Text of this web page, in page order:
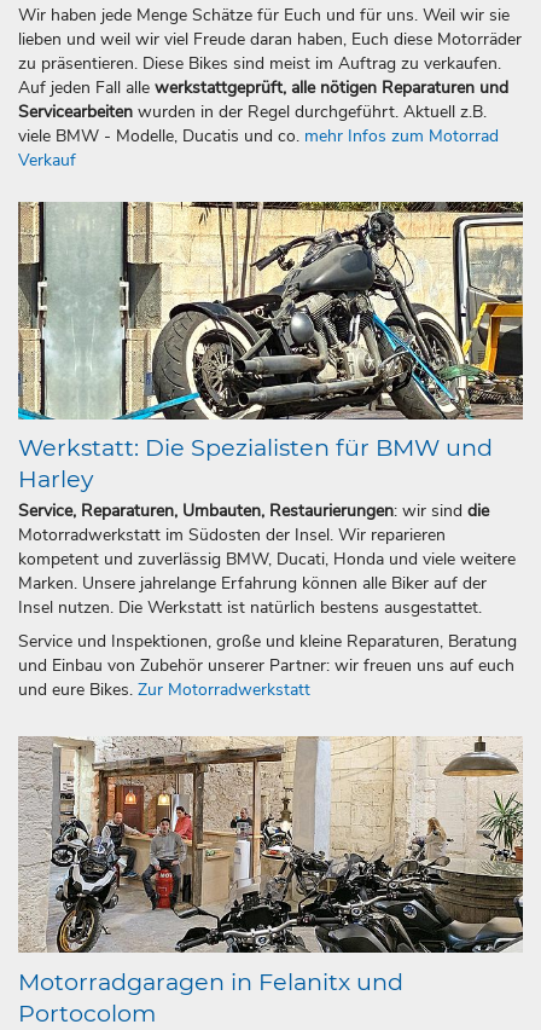
Wir haben jede Menge Schätze für Euch und für uns. Weil wir sie
lieben und weil wir viel Freude daran haben, Euch diese Motorräder
zu präsentieren. Diese Bikes sind meist im Auftrag zu verkaufen.
Auf jeden Fall alle werkstattgeprüft, alle nötigen Reparaturen und
Servicearbeiten wurden in der Regel durchgeführt. Aktuell z.B.
viele BMW - Modelle, Ducatis und co. mehr Infos zum Motorrad
Verkauf
Werkstatt: Die Spezialisten für BMW und
Harley
Service, Reparaturen, Umbauten, Restaurierungen: wir sind die
Motorradwerkstatt im Südosten der Insel. Wir reparieren
kompetent und zuverlässig BMW, Ducati, Honda und viele weitere
Marken. Unsere jahrelange Erfahrung können alle Biker auf der
Insel nutzen. Die Werkstatt ist natürlich bestens ausgestattet.
Service und Inspektionen, große und kleine Reparaturen, Beratung
und Einbau von Zubehör unserer Partner: wir freuen uns auf euch
und eure Bikes. Zur Motorradwerkstatt
Motorradgaragen in Felanitx und
Portocolom